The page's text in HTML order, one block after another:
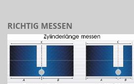
RICHTIG MESSEN